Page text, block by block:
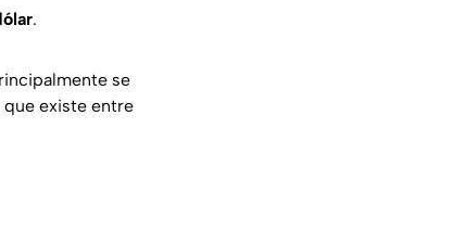
.
se
existe entre